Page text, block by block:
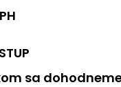
sa